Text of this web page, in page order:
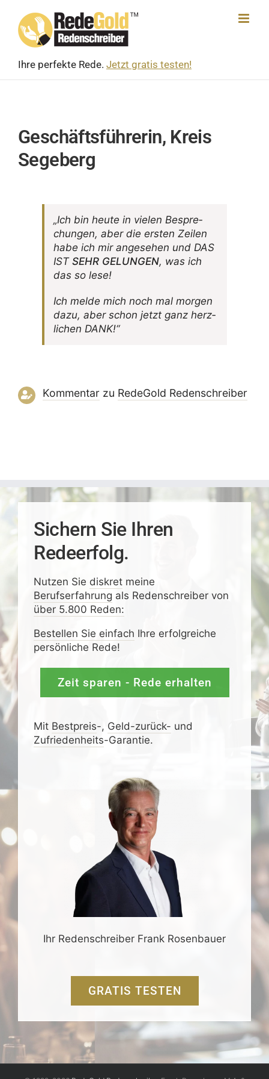
content
Ihre perfekte Rede. Jetzt gratis testen!
Geschäftsführerin, Kreis
Segeberg
„Ich bin heute in vielen Bespre­
chungen, aber die ersten Zeilen
habe ich mir ange­sehen und DAS
IST SEHR GELUNGEN, was ich
das so lese!
Ich melde mich noch mal morgen
dazu, aber schon jetzt ganz herz­
li­chen DANK!“
Kommentarzu RedeGold Reden­schreiber
Sichern Sie Ihren
Redeerfolg.
Nutzen Sie diskretmeine
Berufserfahrung als Redenschreiber von
über 5.800 Reden:
Bestellen Sie einfach Ihre erfolgreiche
persönliche Rede!
Zeit sparen - Rede erhalten
Mit Bestpreis-, Geld-zurück- und
Zufrieden­­heits-Garantie.
Ihr Redenschreiber Frank Rosenbauer
GRATIS TESTEN